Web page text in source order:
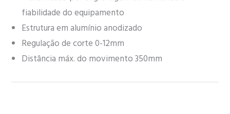
fiabilidade do equipamento
Estrutura em alumínio anodizado
Regulação de corte 0-12mm
Distância máx. do movimento 350mm